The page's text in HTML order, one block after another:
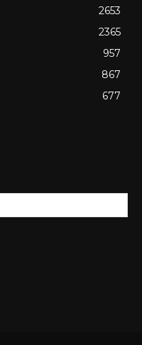
2653
2365
957
867
677